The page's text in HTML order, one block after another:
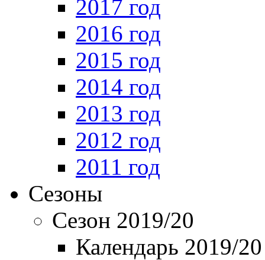
2017 год
2016 год
2015 год
2014 год
2013 год
2012 год
2011 год
Сезоны
Сезон 2019/20
Календарь 2019/20